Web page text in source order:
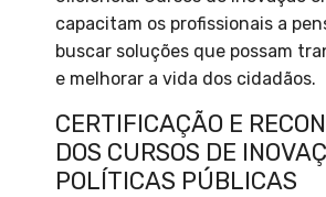
capacitam os profissionais a
buscar soluções que possam
e melhorar a vida dos cidadãos.
CERTIFICAÇÃO E
DOS CURSOS DE
POLÍTICAS PÚBLICAS